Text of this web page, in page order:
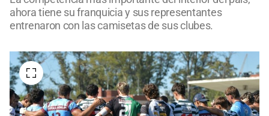
ahora tiene su franquicia y sus representantes
entrenaron con las camisetas de sus clubes.